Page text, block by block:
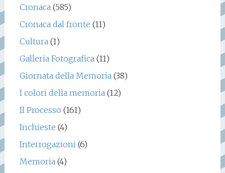
Cronaca(585)
Cronaca dal fronte (11)
Cultura(1)
Galleria Fotografica(11)
Giornata della Memoria(38)
I colori della memoria(12)
Il Processo (161)
Inchieste (4)
Interrogazioni(6)
Memoria(4)